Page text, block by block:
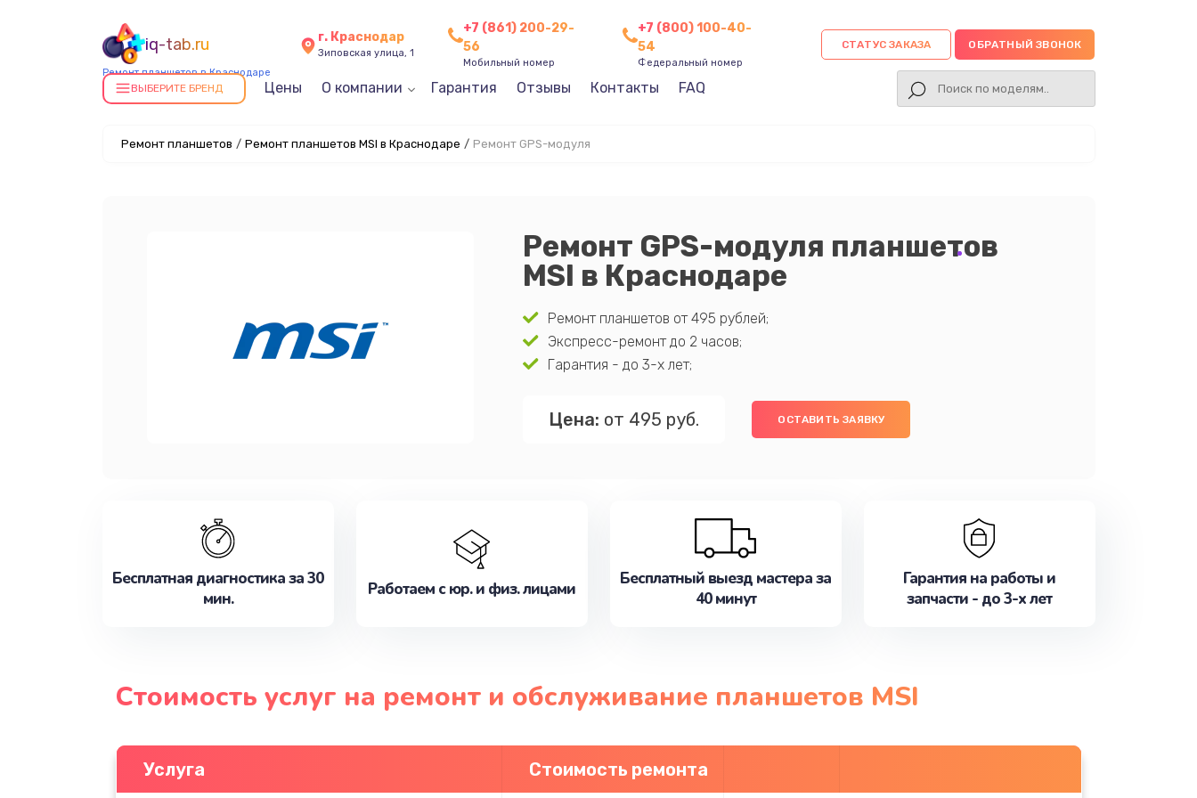
iq-tab.ru
Ремонт планшетов в Краснодаре
г. Краснодар
Зиповская улица, 1
+7 (861) 200-29-
56
Мобильный номер
+7 (800) 100-40-
54
Федеральный номер
СТАТУС ЗАКАЗА ОБРАТНЫЙ ЗВОНОК
ВЫБЕРИТЕ БРЕНД Цены О компании Гарантия Отзывы Контакты FAQ
Ремонт планшетов / Ремонт планшетов MSI в Краснодаре / Ремонт GPS-модуля
Ремонт GPS-модуля планшетов
MSI в Краснодаре
Ремонт планшетов от 495 рублей;
Экспресс-ремонт до 2 часов;
Гарантия - до 3-х лет;
Цена: от 495 руб. ОСТАВИТЬ ЗАЯВКУ
Бесплатная диагностика за 30
мин.
Работаем с юр. и физ. лицами
Бесплатный выезд мастера за
40 минут
Гарантия на работы и
запчасти - до 3-х лет
Стоимость услуг на ремонт и обслуживание планшетов MSI
Услуга Стоимость ремонта